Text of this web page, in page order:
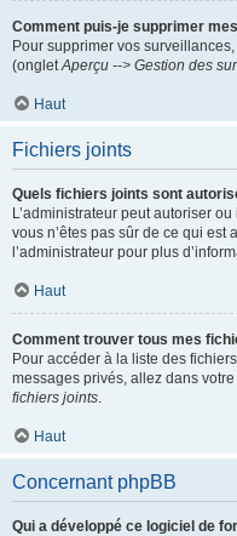
Comment puis-je supprimer
Pour supprimer vos
(ongletAperçu --> Gestion des
Haut
Fichiers joints
Quels fichiers joints sont
L’administrateur peut autoriser
vous n’êtes pas sûr de ce qui est
l’administrateur pour plus
Haut
Comment trouver tous mes
Pour accéder à la liste des
messages privés, allez dans
fichiers joints.
Haut
Concernant phpBB
Qui a développé ce logiciel de